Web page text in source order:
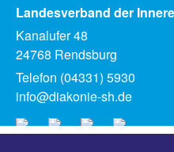
Landesverband der
Kanalufer 48
24768 Rendsburg
Telefon (04331) 5930
info@diakonie-sh.de